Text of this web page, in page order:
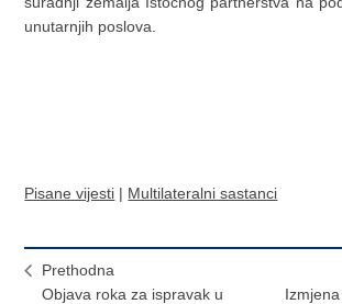
unutarnjih poslova.
Pisane vijesti | Multilateralni sastanci
Prethodna
Objava roka za ispravak u